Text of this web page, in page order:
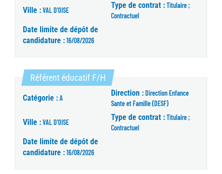
Ville :VAL D'OISE
Type de contrat :Titulaire ;
Contractuel
Date limite de dépôt de
candidature :16/08/2026
Référent éducatif F/H (Nouvelle fenêtre)
Catégorie :A
Direction :Direction Enfance
Sante et Famille (DESF)
Ville :VAL D'OISE
Type de contrat :Titulaire ;
Contractuel
Date limite de dépôt de
candidature :16/08/2026